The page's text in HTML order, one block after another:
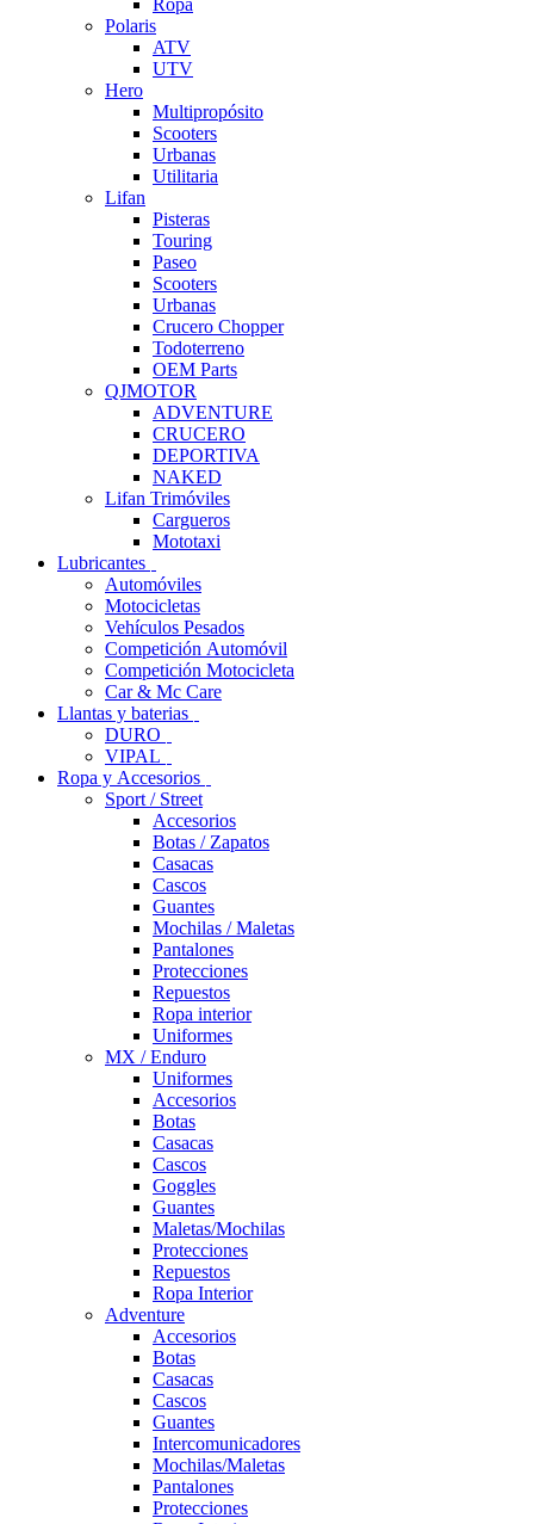
Ropa
Polaris
ATV
UTV
Hero
Multipropósito
Scooters
Urbanas
Utilitaria
Lifan
Pisteras
Touring
Paseo
Scooters
Urbanas
Crucero Chopper
Todoterreno
OEM Parts
QJMOTOR
ADVENTURE
CRUCERO
DEPORTIVA
NAKED
Lifan Trimóviles
Cargueros
Mototaxi
Lubricantes
Automóviles
Motocicletas
Vehículos Pesados
Competición Automóvil
Competición Motocicleta
Car & Mc Care
Llantas y baterias
DURO
VIPAL
Ropa y Accesorios
Sport / Street
Accesorios
Botas / Zapatos
Casacas
Cascos
Guantes
Mochilas / Maletas
Pantalones
Protecciones
Repuestos
Ropa interior
Uniformes
MX / Enduro
Uniformes
Accesorios
Botas
Casacas
Cascos
Goggles
Guantes
Maletas/Mochilas
Protecciones
Repuestos
Ropa Interior
Adventure
Accesorios
Botas
Casacas
Cascos
Guantes
Intercomunicadores
Mochilas/Maletas
Pantalones
Protecciones